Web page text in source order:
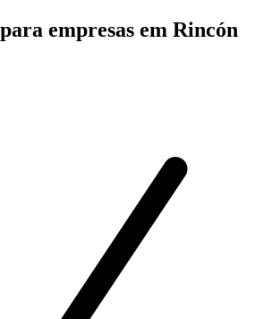
empresas em Rincón